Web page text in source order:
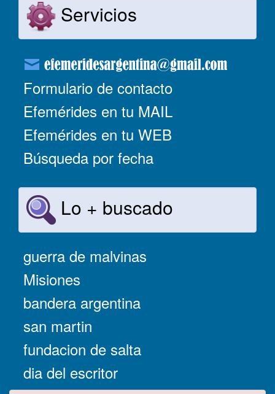
Servicios
Formulario de contacto
Efemérides en tu MAIL
Efemérides en tu WEB
Búsqueda por fecha
Lo + buscado
guerra de malvinas
Misiones
bandera argentina
san martin
fundacion de salta
dia del escritor